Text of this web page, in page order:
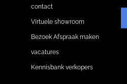
contact
Virtuele showroom
Bezoek Afspraak maken
vacatures
Kennisbank verkopers